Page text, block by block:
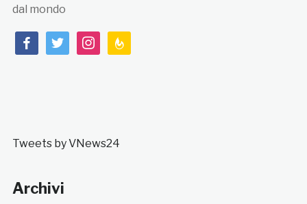
dal mondo
facebooktwitterinstagramfeedburner
Tweets by VNews24
Archivi